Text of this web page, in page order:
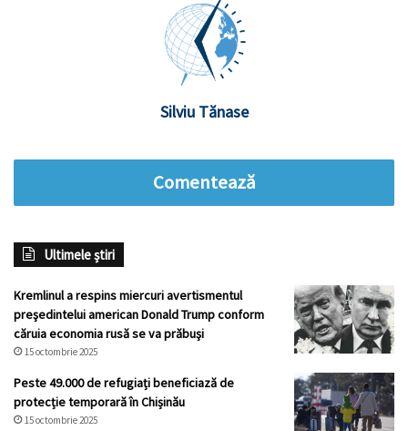
Silviu Tănase
Comentează
Ultimele știri
Kremlinul a respins miercuri avertismentul
preşedintelui american Donald Trump conform
căruia economia rusă se va prăbuşi
15 octombrie 2025
Peste 49.000 de refugiați beneficiază de
protecție temporară în Chișinău
15 octombrie 2025